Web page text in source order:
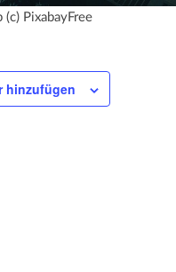
PixabayFree
hinzufügen